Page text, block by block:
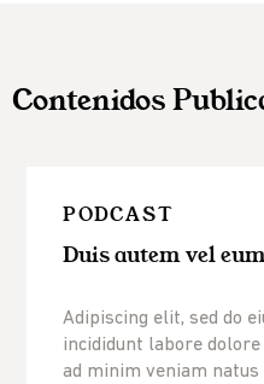
Contenidos
PODCAST
Duis autem vel
Adipiscing elit, sed do
incididunt labore
ad minim veniam